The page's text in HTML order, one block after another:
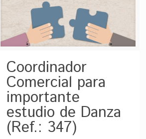
Coordinador
Comercial para
importante
estudio de Danza
(Ref.: 347)